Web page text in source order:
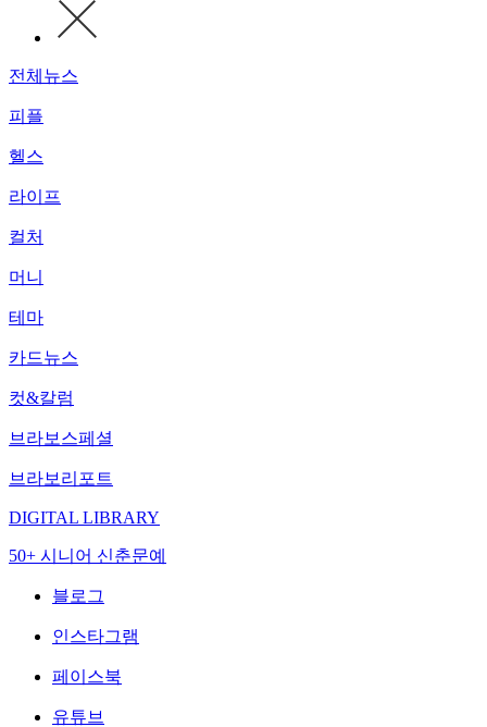
전체뉴스
피플
헬스
라이프
컬처
머니
테마
카드뉴스
컷&칼럼
브라보스페셜
브라보리포트
DIGITAL LIBRARY
50+ 시니어 신춘문예
블로그
인스타그램
페이스북
유튜브